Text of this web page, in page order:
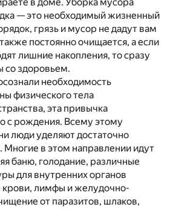
в доме. Уборка мусора
— это необходимый жизненный
грязь и мусор не дадут вам
постоянно очищается, а если
лишние накопления, то сразу
со здоровьем.
необходимость
физического тела
эта привычка
с рождения. Всему этому
люди уделяют достаточно
в этом направлении идут
баню, голодание, различные
для внутренних органов
крови, лимфы и желудочно-
от паразитов, шлаков,